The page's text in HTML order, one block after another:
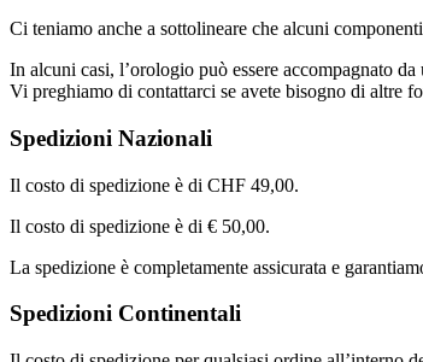
Ci teniamo anche a sottolineare che alcuni
In alcuni casi, l’orologio può essere accompagnato
Vi preghiamo di contattarci se avete bisogno di altre
Spedizioni Nazionali
Il costo di spedizione è di CHF 49,00.
Il costo di spedizione è di € 50,00.
La spedizione è completamente assicurata e
Spedizioni Continentali